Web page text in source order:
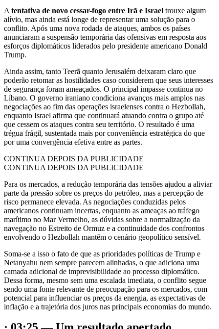
A tentativa de novo cessar-fogo entre Irã e Israel trouxe algum
alívio, mas ainda está longe de representar uma solução para o
conflito. Após uma nova rodada de ataques, ambos os países
anunciaram a suspensão temporária das ofensivas em resposta aos
esforços diplomáticos liderados pelo presidente americano Donald
Trump.
Ainda assim, tanto Teerã quanto Jerusalém deixaram claro que
poderão retomar as hostilidades caso considerem que seus interesses
de segurança foram ameaçados. O principal impasse continua no
Líbano. O governo iraniano condiciona avanços mais amplos nas
negociações ao fim das operações israelenses contra o Hezbollah,
enquanto Israel afirma que continuará atuando contra o grupo até
que cessem os ataques contra seu território. O resultado é uma
trégua frágil, sustentada mais por conveniência estratégica do que
por uma convergência efetiva entre as partes.
CONTINUA DEPOIS DA PUBLICIDADE
CONTINUA DEPOIS DA PUBLICIDADE
Para os mercados, a redução temporária das tensões ajudou a aliviar
parte da pressão sobre os preços do petróleo, mas a percepção de
risco permanece elevada. As negociações conduzidas pelos
americanos continuam incertas, enquanto as ameaças ao tráfego
marítimo no Mar Vermelho, as dúvidas sobre a normalização da
navegação no Estreito de Ormuz e a continuidade dos confrontos
envolvendo o Hezbollah mantêm o cenário geopolítico sensível.
Soma-se a isso o fato de que as prioridades políticas de Trump e
Netanyahu nem sempre parecem alinhadas, o que adiciona uma
camada adicional de imprevisibilidade ao processo diplomático.
Dessa forma, mesmo sem uma escalada imediata, o conflito segue
sendo uma fonte relevante de preocupação para os mercados, com
potencial para influenciar os preços da energia, as expectativas de
inflação e a trajetória dos juros nas principais economias do mundo.